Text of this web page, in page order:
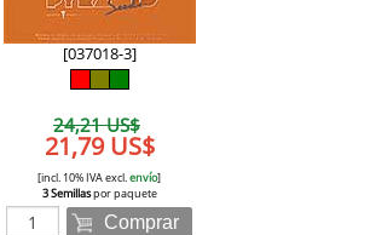
[037018-3]
24,21 US$
21,79 US$
[incl. 10% IVA excl.envío]
3 Semillaspor paquete
Comprar